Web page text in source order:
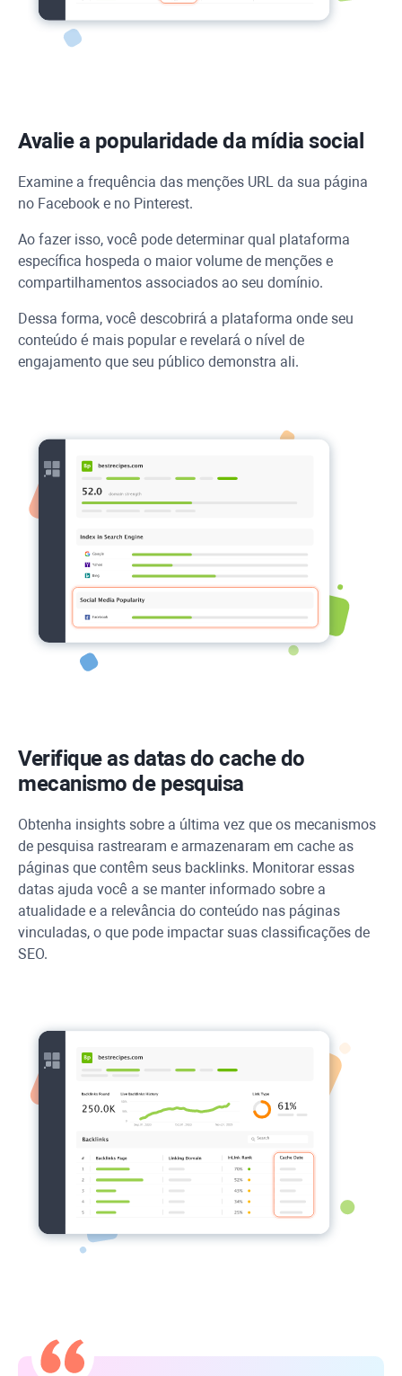
Avalie a popularidade da mídia social
Examine a frequência das menções URL da sua página
no Facebook e no Pinterest.
Ao fazer isso, você pode determinar qual plataforma
específica hospeda o maior volume de menções e
compartilhamentos associados ao seu domínio.
Dessa forma, você descobrirá a plataforma onde seu
conteúdo é mais popular e revelará o nível de
engajamento que seu público demonstra ali.
Verifique as datas do cache do
mecanismo de pesquisa
Obtenha insights sobre a última vez que os mecanismos
de pesquisa rastrearam e armazenaram em cache as
páginas que contêm seus backlinks. Monitorar essas
datas ajuda você a se manter informado sobre a
atualidade e a relevância do conteúdo nas páginas
vinculadas, o que pode impactar suas classificações de
SEO.